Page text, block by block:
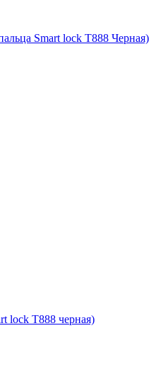
Smart lock T888 Черная)
lock T888 черная)